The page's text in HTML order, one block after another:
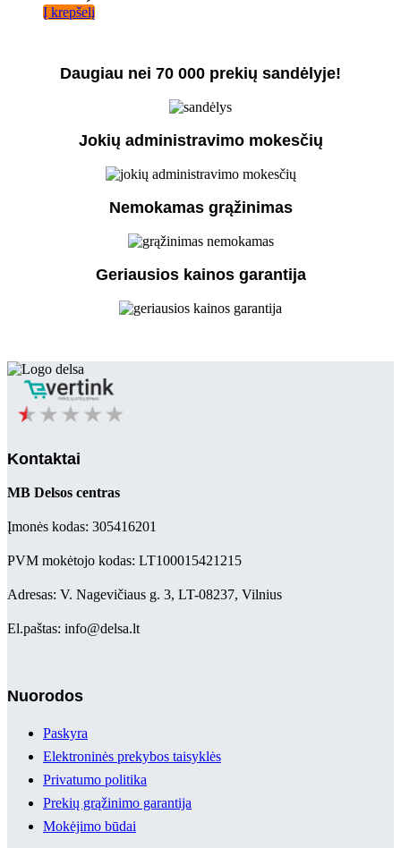
Į krepšelį
Daugiau nei 70 000 prekių sandėlyje!
Jokių administravimo mokesčių
Nemokamas grąžinimas
Geriausios kainos garantija
Kontaktai
MB Delsos centras
Įmonės kodas: 305416201
PVM mokėtojo kodas: LT100015421215
Adresas: V. Nagevičiaus g. 3, LT-08237, Vilnius
El.paštas: info@delsa.lt
Nuorodos
Paskyra
Elektroninės prekybos taisyklės
Privatumo politika
Prekių grąžinimo garantija
Mokėjimo būdai